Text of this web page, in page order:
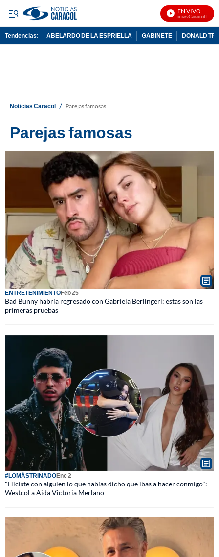
EN VIVO
Noticias Caracol En Vivo
Tendencias: ABELARDO DE LA ESPRIELLA GABINETE DONALD
Noticias Caracol / Parejas famosas
Parejas famosas
ENTRETENIMIENTOFeb 25
Bad Bunny habría regresado con Gabriela Berlingeri: estas son las
primeras pruebas
#LOMÁSTRINADOEne 2
"Hiciste con alguien lo que habías dicho que ibas a hacer conmigo":
Westcol a Aida Victoria Merlano